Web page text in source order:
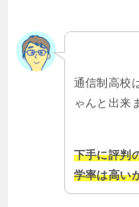
通信制高校
ゃんと出来
下手に評判
学率は高い